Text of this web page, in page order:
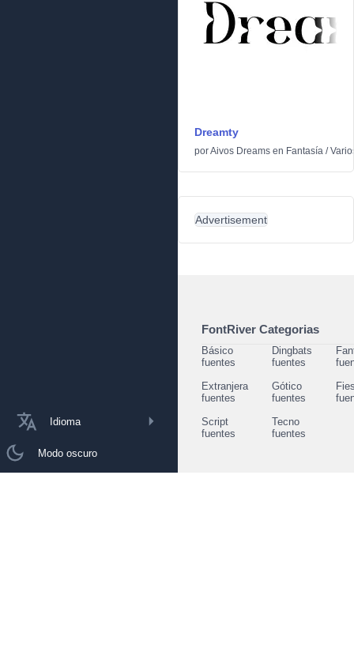
Idioma
Modo oscuro
Dreamty
porAivos Dreams en Fantasía /
Advertisement
FontRiver Categorias
Básico
fuentes
Dingbats
fuentes
Extranjera
fuentes
Gótico
fuentes
Script
fuentes
Tecno
fuentes